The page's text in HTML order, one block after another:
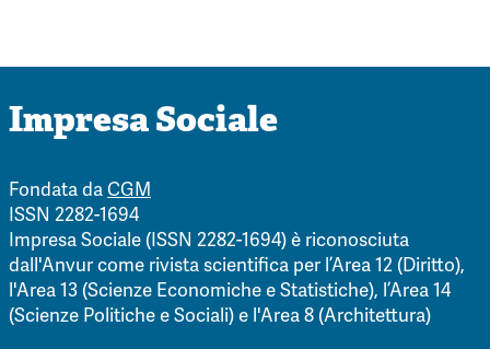
Impresa Sociale
Fondata daCGM
ISSN 2282-1694
Impresa Sociale (ISSN 2282-1694) è riconosciuta
dall'Anvur come rivista scientifica per l’Area 12 (Diritto),
l'Area 13 (Scienze Economiche e Statistiche), l’Area 14
(Scienze Politiche e Sociali) e l'Area 8 (Architettura)